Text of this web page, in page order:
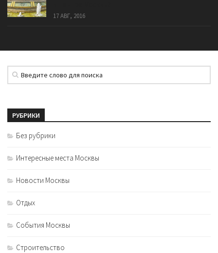
17 АВГ, 2016
РУБРИКИ
Без рубрики
Интересные места Москвы
Новости Москвы
Отдых
События Москвы
Строительство